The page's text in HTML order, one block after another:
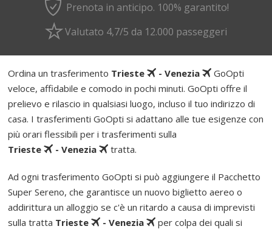
Prenota in anticipo. 100% garantito!
Valutato 4,7/5 da 12.000 passeggeri
Ordina un trasferimento Trieste - Venezia
GoOpti
veloce, affidabile e comodo in pochi minuti. GoOpti offre il
prelievo e rilascio in qualsiasi luogo, incluso il tuo indirizzo di
casa. I trasferimenti GoOpti si adattano alle tue esigenze con
più orari flessibili per i trasferimenti sulla
Trieste
- Venezia tratta.
Ad ogni trasferimento GoOpti si può aggiungere il Pacchetto
Super Sereno, che garantisce un nuovo biglietto aereo o
addirittura un alloggio se c'è un ritardo a causa di imprevisti
sulla tratta Trieste - Venezia
per colpa dei quali si